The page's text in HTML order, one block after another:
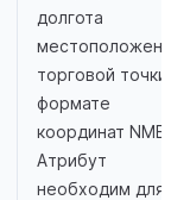
долгота
местоположения
торговой точки в
формате
координат NMEA.
Атрибут
необходим для